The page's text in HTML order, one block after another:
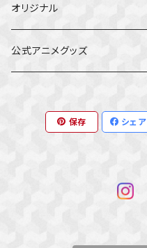
オリジナル
公式アニメグッズ
ダンジョンの中のひと
保存 シェア